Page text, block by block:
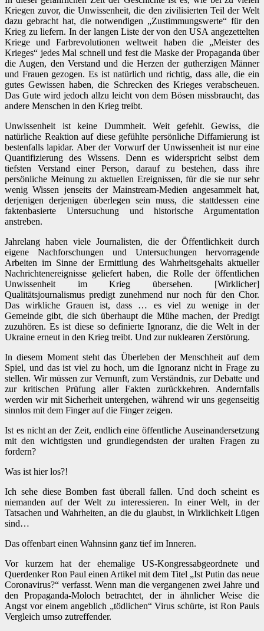
Kriegen zuvor, die Unwissenheit, die den zivilisierten Teil der Welt
dazu gebracht hat, die notwendigen „Zustimmungswerte“ für den
Krieg zu liefern. In der langen Liste der von den USA angezettelten
Kriege und Farbrevolutionen weltweit haben die „Meister des
Krieges“ jedes Mal schnell und fest die Maske der Propaganda über
die Augen, den Verstand und die Herzen der gutherzigen Männer
und Frauen gezogen. Es ist natürlich und richtig, dass alle, die ein
gutes Gewissen haben, die Schrecken des Krieges verabscheuen.
Das Gute wird jedoch allzu leicht von dem Bösen missbraucht, das
andere Menschen in den Krieg treibt.
Unwissenheit ist keine Dummheit. Weit gefehlt. Gewiss, die
natürliche Reaktion auf diese gefühlte persönliche Diffamierung ist
bestenfalls lapidar. Aber der Vorwurf der Unwissenheit ist nur eine
Quantifizierung des Wissens. Denn es widerspricht selbst dem
tiefsten Verstand einer Person, darauf zu bestehen, dass ihre
persönliche Meinung zu aktuellen Ereignissen, für die sie nur sehr
wenig Wissen jenseits der Mainstream-Medien angesammelt hat,
derjenigen derjenigen überlegen sein muss, die stattdessen eine
faktenbasierte Untersuchung und historische Argumentation
anstreben.
Jahrelang haben viele Journalisten, die der Öffentlichkeit durch
eigene Nachforschungen und Untersuchungen hervorragende
Arbeiten im Sinne der Ermittlung des Wahrheitsgehalts aktueller
Nachrichtenereignisse geliefert haben, die Rolle der öffentlichen
Unwissenheit im Krieg übersehen. [Wirklicher]
Qualitätsjournalismus predigt zunehmend nur noch für den Chor.
Das wirkliche Grauen ist, dass … es viel zu wenige in der
Gemeinde gibt, die sich überhaupt die Mühe machen, der Predigt
zuzuhören. Es ist diese so definierte Ignoranz, die die Welt in der
Ukraine erneut in den Krieg treibt. Und zur nuklearen Zerstörung.
In diesem Moment steht das Überleben der Menschheit auf dem
Spiel, und das ist viel zu hoch, um die Ignoranz nicht in Frage zu
stellen. Wir müssen zur Vernunft, zum Verständnis, zur Debatte und
zur kritischen Prüfung aller Fakten zurückkehren. Andernfalls
werden wir mit Sicherheit untergehen, während wir uns gegenseitig
sinnlos mit dem Finger auf die Finger zeigen.
Ist es nicht an der Zeit, endlich eine öffentliche Auseinandersetzung
mit den wichtigsten und grundlegendsten der uralten Fragen zu
fordern?
Was ist hier los?!
Ich sehe diese Bomben fast überall fallen. Und doch scheint es
niemanden auf der Welt zu interessieren. In einer Welt, in der
Tatsachen und Wahrheiten, an die du glaubst, in Wirklichkeit Lügen
sind…
Das offenbart einen Wahnsinn ganz tief im Inneren.
Vor kurzem hat der ehemalige US-Kongressabgeordnete und
Querdenker Ron Paul einen Artikel mit dem Titel „Ist Putin das neue
Coronavirus?“ verfasst. Wenn man die vergangenen zwei Jahre und
den Propaganda-Moloch betrachtet, der in ähnlicher Weise die
Angst vor einem angeblich „tödlichen“ Virus schürte, ist Ron Pauls
Vergleich umso zutreffender.